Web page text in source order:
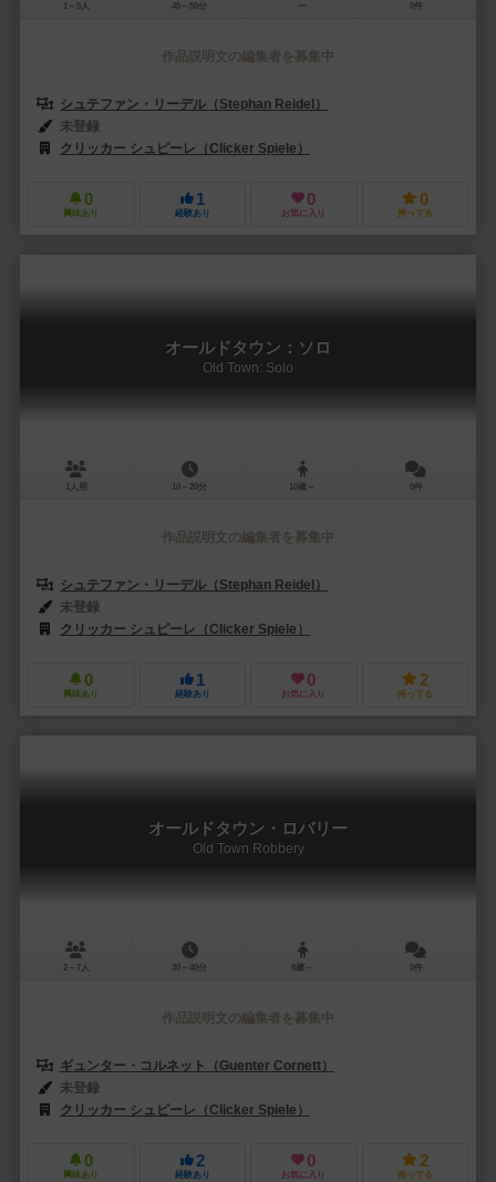
1～5人 45～55分 ー 0件
作品説明文の編集者を募集中
シュテファン・リーデル（Stephan Reidel）
未登録
クリッカー シュピーレ（Clicker Spiele）
0
興味あり
1
経験あり
0
お気に入り
0
持ってる
オールドタウン：ソロ
Old Town: Solo
1人用 10～20分 10歳～ 0件
作品説明文の編集者を募集中
シュテファン・リーデル（Stephan Reidel）
未登録
クリッカー シュピーレ（Clicker Spiele）
0
興味あり
1
経験あり
0
お気に入り
2
持ってる
オールドタウン・ロバリー
Old Town Robbery
2～7人 30～40分 8歳～ 0件
作品説明文の編集者を募集中
ギュンター・コルネット（Guenter Cornett）
未登録
クリッカー シュピーレ（Clicker Spiele）
0
興味あり
2
経験あり
0
お気に入り
2
持ってる